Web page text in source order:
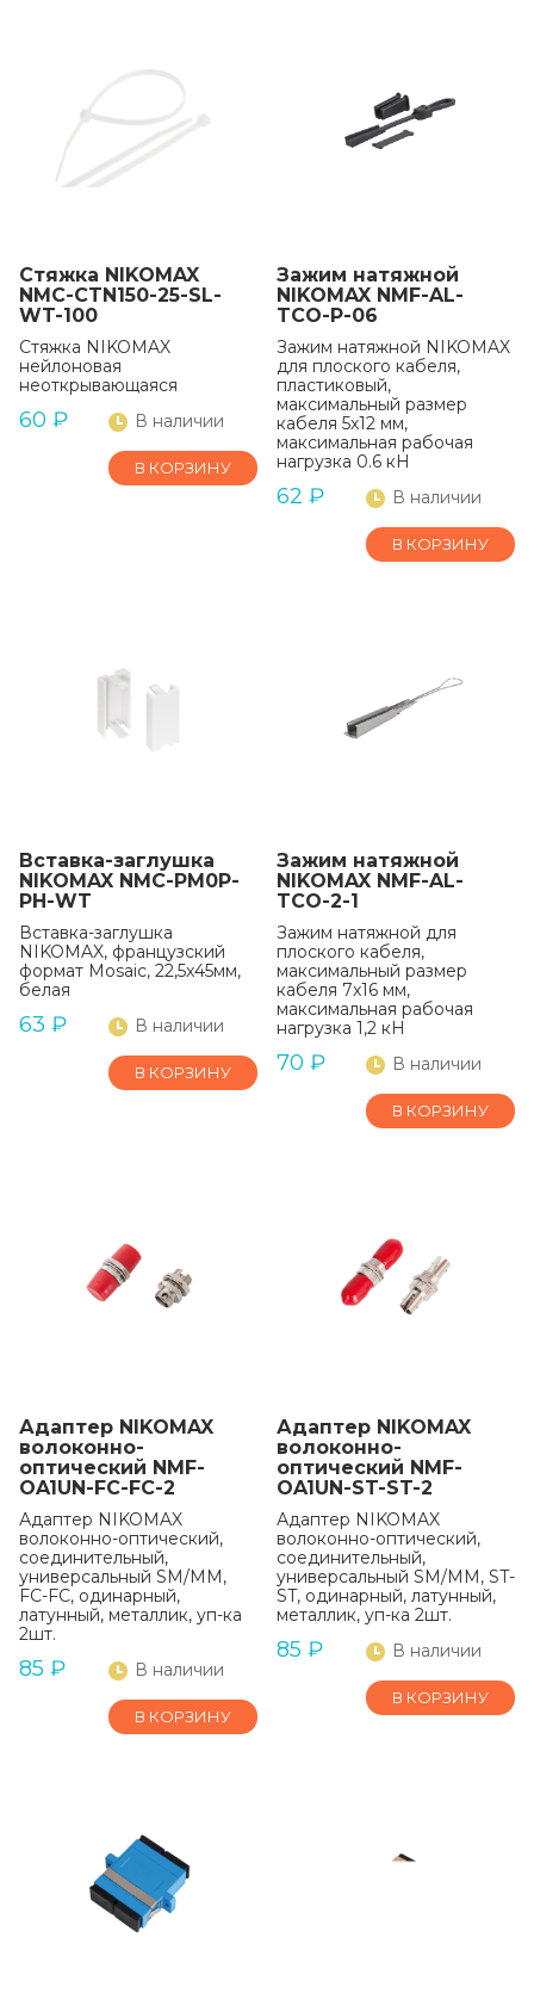
Стяжка NIKOMAX
NMC-CTN150-25-SL-
WT-100
Стяжка NIKOMAX
нейлоновая
неоткрывающаяся
60 ₽ В наличии
В КОРЗИНУ
Зажим натяжной
NIKOMAX NMF-AL-
TCO-P-06
Зажим натяжной NIKOMAX
для плоского кабеля,
пластиковый,
максимальный размер
кабеля 5x12 мм,
максимальная рабочая
нагрузка 0.6 кН
62 ₽ В наличии
В КОРЗИНУ
Вставка-заглушка
NIKOMAX NMC-PM0P-
PH-WT
Вставка-заглушка
NIKOMAX, французский
формат Mosaic, 22,5x45мм,
белая
63 ₽ В наличии
В КОРЗИНУ
Зажим натяжной
NIKOMAX NMF-AL-
TCO-2-1
Зажим натяжной для
плоского кабеля,
максимальный размер
кабеля 7x16 мм,
максимальная рабочая
нагрузка 1,2 кН
70 ₽ В наличии
В КОРЗИНУ
Адаптер NIKOMAX
волоконно-
оптический NMF-
OA1UN-FC-FC-2
Адаптер NIKOMAX
волоконно-оптический,
соединительный,
универсальный SM/MM,
FC-FC, одинарный,
латунный, металлик, уп-ка
2шт.
85 ₽ В наличии
В КОРЗИНУ
Адаптер NIKOMAX
волоконно-
оптический NMF-
OA1UN-ST-ST-2
Адаптер NIKOMAX
волоконно-оптический,
соединительный,
универсальный SM/MM, ST-
ST, одинарный, латунный,
металлик, уп-ка 2шт.
85 ₽ В наличии
В КОРЗИНУ